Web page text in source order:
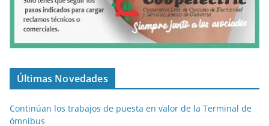
Últimas Novedades
Continúan los trabajos de puesta en valor de la Terminal de
ómnibus